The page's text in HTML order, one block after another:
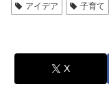
アイデア 子育て
X